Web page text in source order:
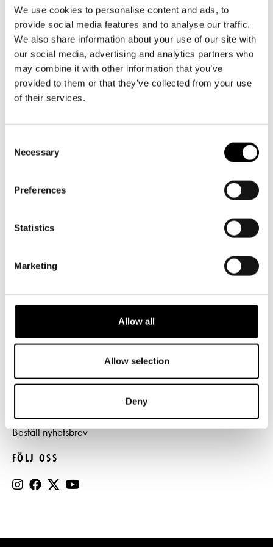
We use cookies to personalise content and ads, to
provide social media features and to analyse our traffic.
We also share information about your use of our site with
our social media, advertising and analytics partners who
may combine it with other information that you’ve
provided to them or that they’ve collected from your use
of their services.
Selection
Necessary
Preferences
Statistics
Marketing
Allow all
Allow selection
Deny
Presentkort
Tillgänglighet
Frågor & svar
Platskarta
Företag
Guidning
Teaterns verksamhet
Ensemble
Historia
Svenska Teatern Live
LOGGA IN
info@svenskateatern.fi
BILJETTER
Köp biljetter
Biljettkassan öppnar 11.8
Norra esplanaden 2
LÄNKAR
Frågor & svar
Press
Register- och dataskyddsbeskrivning
Beställ nyhetsbrev
FÖLJ OSS